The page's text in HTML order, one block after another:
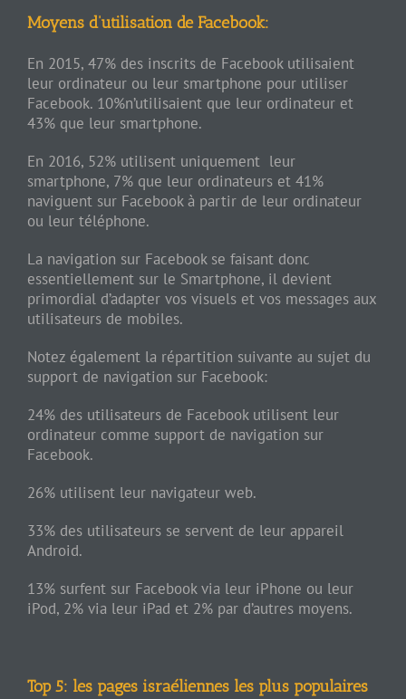
Moyens d’utilisation de Facebook:
En 2015, 47% des inscrits de Facebook utilisaient
leur ordinateur ou leur smartphone pour utiliser
Facebook. 10%n’utilisaient que leur ordinateur et
43% que leur smartphone.
En 2016, 52% utilisent uniquement leur
smartphone, 7% que leur ordinateurs et 41%
naviguent sur Facebook à partir de leur ordinateur
ou leur téléphone.
La navigation sur Facebook se faisant donc
essentiellement sur le Smartphone, il devient
primordial d’adapter vos visuels et vos messages aux
utilisateurs de mobiles.
Notez également la répartition suivante au sujet du
support de navigation sur Facebook:
24% des utilisateurs de Facebook utilisent leur
ordinateur comme support de navigation sur
Facebook.
26% utilisent leur navigateur web.
33% des utilisateurs se servent de leur appareil
Android.
13% surfent sur Facebook via leur iPhone ou leur
iPod, 2% via leur iPad et 2% par d’autres moyens.
Top 5: les pages israéliennes les plus populaires